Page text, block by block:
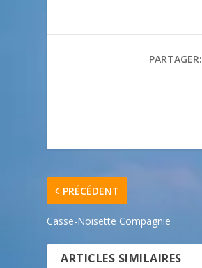
PARTAGER:
PRÉCÉDENT
Casse-Noisette Compagnie
ARTICLES SIMILAIRES